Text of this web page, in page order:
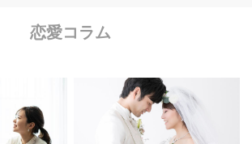
恋愛コラム